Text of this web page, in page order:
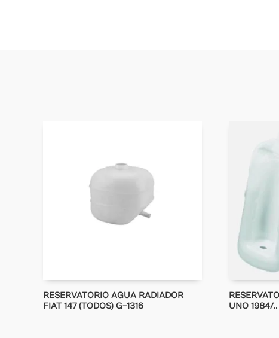
RESERVATORIO AGUA RADIADOR
FIAT 147 (TODOS) G-1316
UNO 1984/